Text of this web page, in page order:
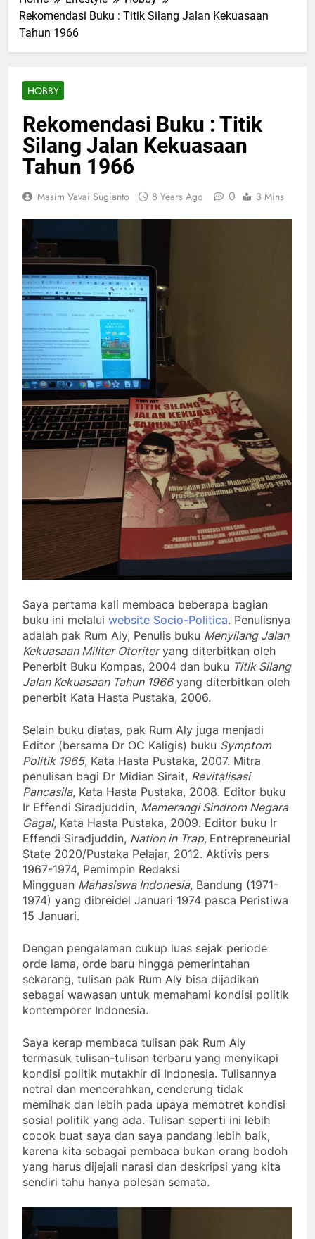
Rekomendasi Buku : Titik Silang Jalan Kekuasaan
Tahun 1966
HOBBY
Rekomendasi Buku : Titik
Silang Jalan Kekuasaan
Tahun 1966
Masim Vavai Sugianto 8 Years Ago 0 3 Mins
Saya pertama kali membaca beberapa bagian
buku ini melalui website Socio-Politica. Penulisnya
adalah pak Rum Aly, Penulis buku Menyilang Jalan
Kekuasaan Militer Otoriteryang diterbitkan oleh
Penerbit Buku Kompas, 2004 dan buku Titik Silang
Jalan Kekuasaan Tahun 1966yang diterbitkan oleh
penerbit Kata Hasta Pustaka, 2006.
Selain buku diatas, pak Rum Aly juga menjadi
Editor (bersama Dr OC Kaligis) buku Symptom
Politik 1965, Kata Hasta Pustaka, 2007. Mitra
penulisan bagi Dr Midian Sirait, Revitalisasi
Pancasila, Kata Hasta Pustaka, 2008. Editor buku
Ir Effendi Siradjuddin, Memerangi Sindrom Negara
Gagal, Kata Hasta Pustaka, 2009. Editor buku Ir
Effendi Siradjuddin, Nation in Trap, Entrepreneurial
State 2020/Pustaka Pelajar, 2012. Aktivis pers
1967-1974, Pemimpin Redaksi
Mingguan Mahasiswa Indonesia, Bandung (1971-
1974) yang dibreidel Januari 1974 pasca Peristiwa
15 Januari.
Dengan pengalaman cukup luas sejak periode
orde lama, orde baru hingga pemerintahan
sekarang, tulisan pak Rum Aly bisa dijadikan
sebagai wawasan untuk memahami kondisi politik
kontemporer Indonesia.
Saya kerap membaca tulisan pak Rum Aly
termasuk tulisan-tulisan terbaru yang menyikapi
kondisi politik mutakhir di Indonesia. Tulisannya
netral dan mencerahkan, cenderung tidak
memihak dan lebih pada upaya memotret kondisi
sosial politik yang ada. Tulisan seperti ini lebih
cocok buat saya dan saya pandang lebih baik,
karena kita sebagai pembaca bukan orang bodoh
yang harus dijejali narasi dan deskripsi yang kita
sendiri tahu hanya polesan semata.